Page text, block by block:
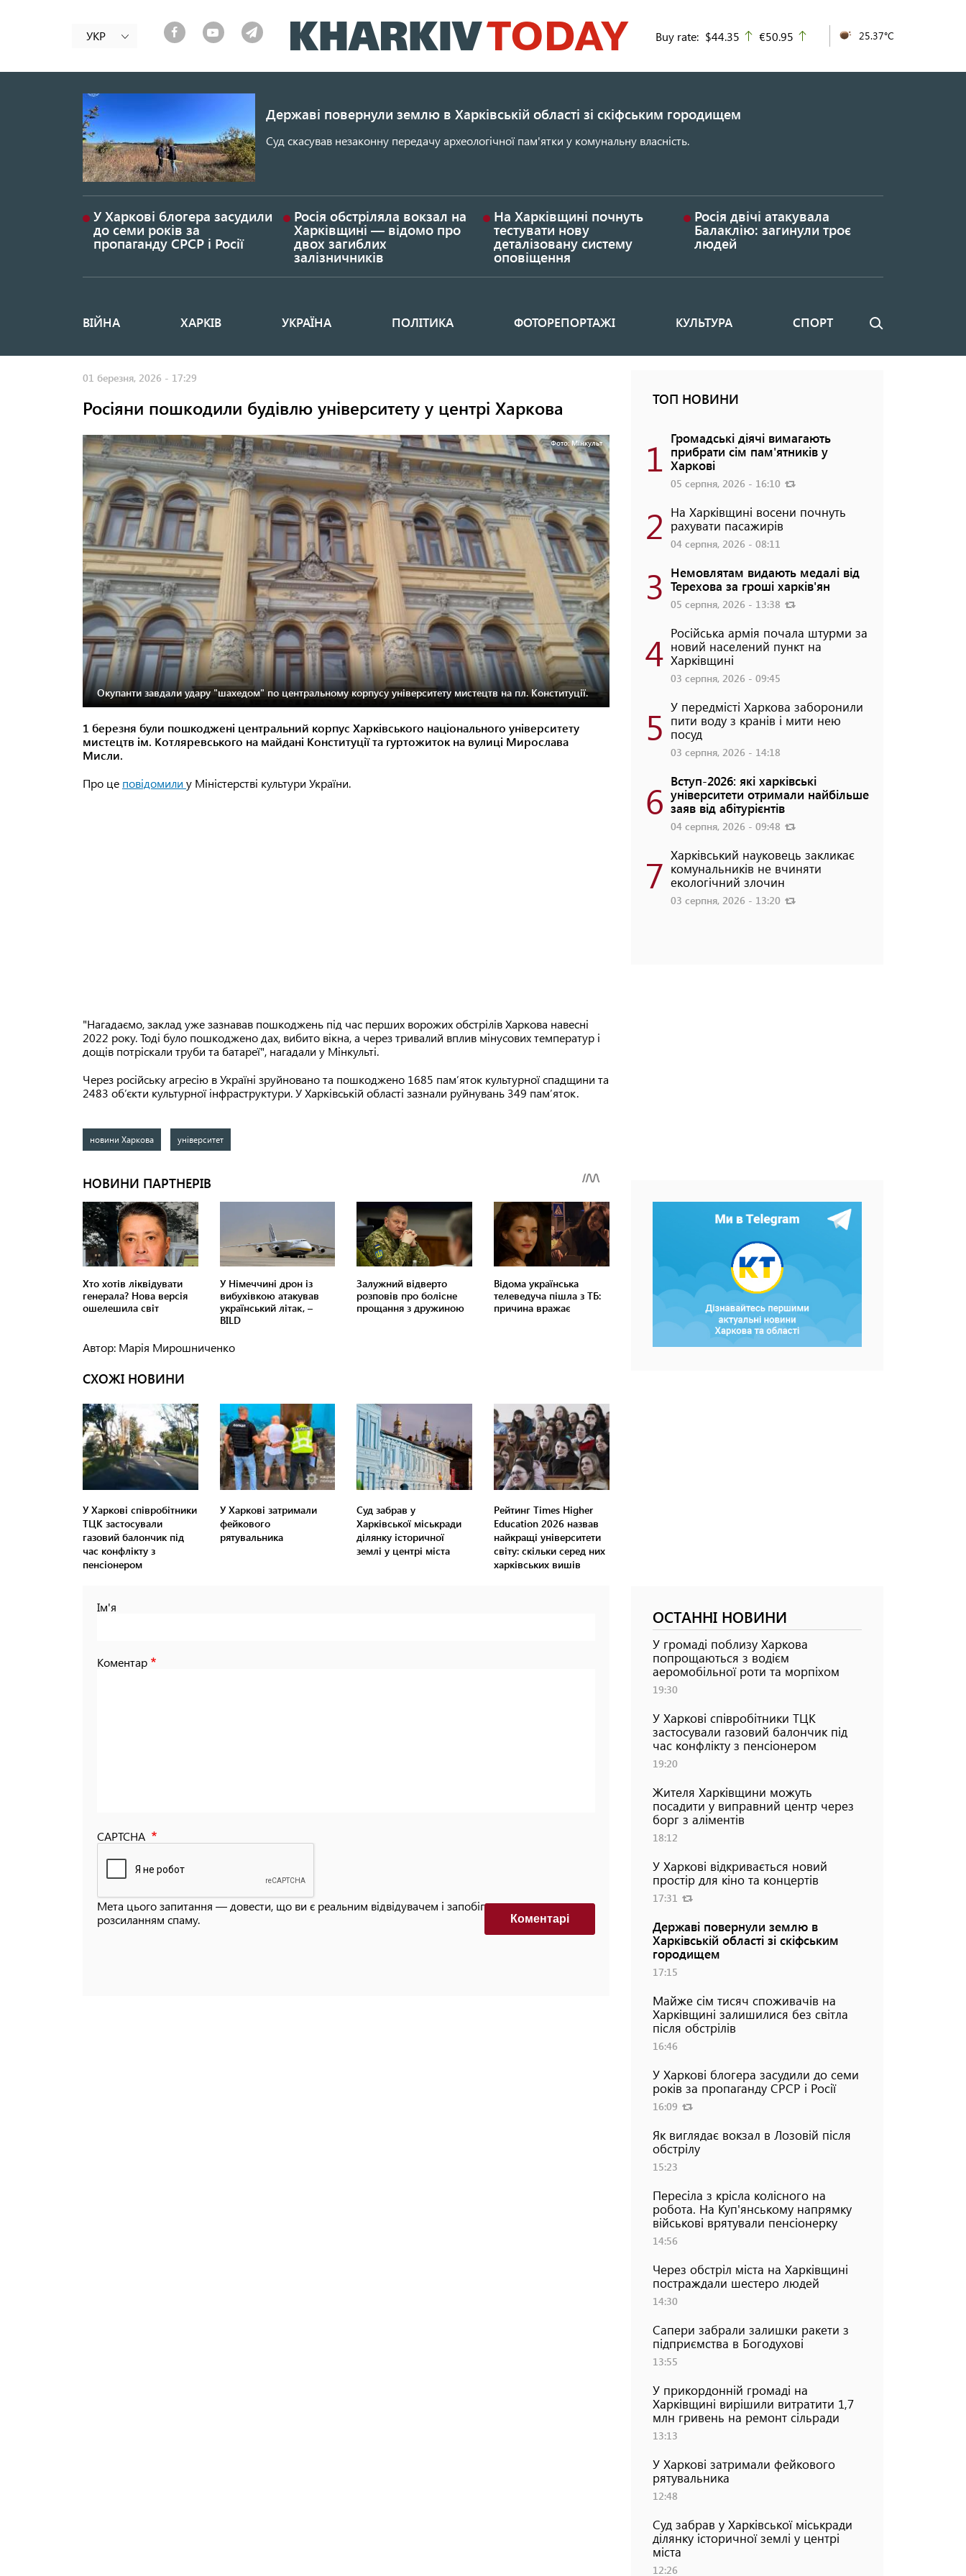
до
основного
УКР Buy rate: $44.35 up
€50.95 25.37°C
Державі повернули землю в Харківській області зі скіфським городищем
Суд скасував незаконну передачу археологічної пам'ятки у комунальну власність.
У Харкові блогера засудили
до семи років за
пропаганду СРСР і Росії
Росія обстріляла вокзал на
Харківщині — відомо про
двох загиблих
залізничників
На Харківщині почнуть
тестувати нову
деталізовану систему
оповіщення
Росія двічі атакувала
Балаклію: загинули троє
людей
Основная
ВІЙНА ХАРКІВ УКРАЇНА ПОЛІТИКА ФОТОРЕПОРТАЖІ КУЛЬТУРА СПОРТ Пошук
01 березня, 2026 - 17:29
Росіяни пошкодили будівлю університету у центрі Харкова
Фото: Мінкульт
Окупанти завдали удару "шахедом" по центральному корпусу університету мистецтв на пл. Конституції.
1 березня були пошкоджені центральний корпус Харківського національного університету
мистецтв ім. Котляревського на майдані Конституції та гуртожиток на вулиці Мирослава
Мисли.
Про це повідомили у Міністерстві культури України.
"Нагадаємо, заклад уже зазнавав пошкоджень під час перших ворожих обстрілів Харкова навесні
2022 року. Тоді було пошкоджено дах, вибито вікна, а через тривалий вплив мінусових температур і
дощів потріскали труби та батареї", нагадали у Мінкульті.
Через російську агресію в Україні зруйновано та пошкоджено 1685 пам’яток культурної спадщини та
2483 об’єкти культурної інфраструктури. У Харківській області зазнали руйнувань 349 пам’яток.
новини Харкова університет
Автор: Марія Мирошниченко
СХОЖІ НОВИНИ
У Харкові співробітники
ТЦК застосували
газовий балончик під
час конфлікту з
пенсіонером
У Харкові затримали
фейкового
рятувальника
Суд забрав у
Харківської міськради
ділянку історичної
землі у центрі міста
Рейтинг Times Higher
Education 2026 назвав
найкращі університети
світу: скільки серед них
харківських вишів
Ім'я
Коментар
CAPTCHA
Мета цього запитання — довести, що ви є реальним відвідувачем і запобігти автоматизованим
розсиланням спаму.
Коментарi
ТОП НОВИНИ
1 Громадські діячі вимагають
прибрати сім пам'ятників у
Харкові
05 серпня, 2026 - 16:10
2 На Харківщині восени почнуть
рахувати пасажирів
04 серпня, 2026 - 08:11
3 Немовлятам видають медалі від
Терехова за гроші харків'ян
05 серпня, 2026 - 13:38
4 Російська армія почала штурми за
новий населений пункт на
Харківщині
03 серпня, 2026 - 09:45
5 У передмісті Харкова заборонили
пити воду з кранів і мити нею
посуд
03 серпня, 2026 - 14:18
6 Вступ-2026: які харківські
університети отримали найбільше
заяв від абітурієнтів
04 серпня, 2026 - 09:48
7 Харківський науковець закликає
комунальників не вчиняти
екологічний злочин
03 серпня, 2026 - 13:20
ОСТАННІ НОВИНИ
У громаді поблизу Харкова
попрощаються з водієм
аеромобільної роти та морпіхом
19:30
У Харкові співробітники ТЦК
застосували газовий балончик під
час конфлікту з пенсіонером
19:20
Жителя Харківщини можуть
посадити у виправний центр через
борг з аліментів
18:12
У Харкові відкривається новий
простір для кіно та концертів
17:31
Державі повернули землю в
Харківській області зі скіфським
городищем
17:15
Майже сім тисяч споживачів на
Харківщині залишилися без світла
після обстрілів
16:46
У Харкові блогера засудили до семи
років за пропаганду СРСР і Росії
16:09
Як виглядає вокзал в Лозовій після
обстрілу
15:23
Пересіла з крісла колісного на
робота. На Куп'янському напрямку
військові врятували пенсіонерку
14:56
Через обстріл міста на Харківщині
постраждали шестеро людей
14:30
Сапери забрали залишки ракети з
підприємства в Богодухові
13:55
У прикордонній громаді на
Харківщині вирішили витратити 1,7
млн гривень на ремонт сільради
13:13
У Харкові затримали фейкового
рятувальника
12:48
Суд забрав у Харківської міськради
ділянку історичної землі у центрі
міста
12:26